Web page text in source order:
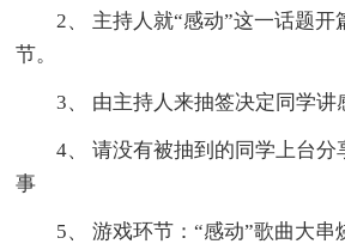
2、 主持人就“感动”这一话题开
节。
3、 由主持人来抽签决定同学讲
4、 请没有被抽到的同学上台分
事
5、 游戏环节：“感动”歌曲大串